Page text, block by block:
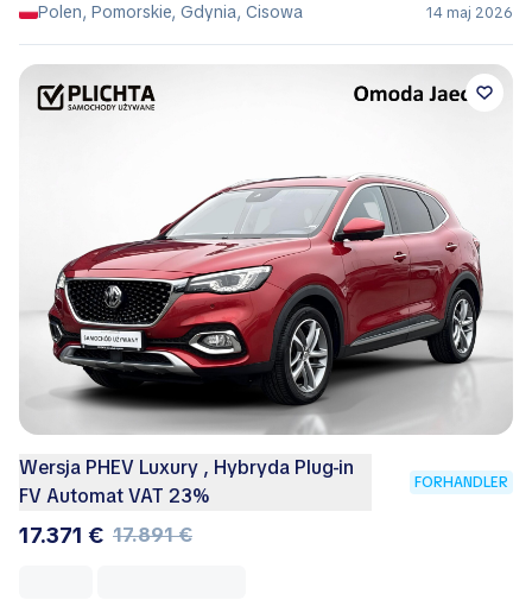
Polen, Pomorskie, Gdynia, Cisowa
14 maj 2026
Wersja PHEV Luxury , Hybryda Plug-in
FV Automat VAT 23%
FORHANDLER
17.371 € 17.891 €